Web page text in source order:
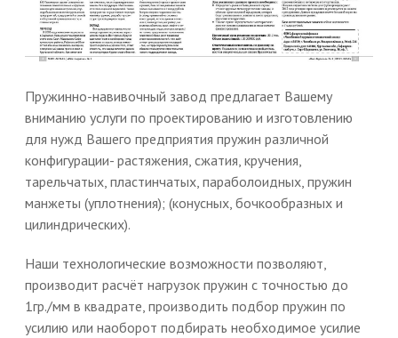
Пружинно-навивочный завод предлагает Вашему
вниманию услуги по проектированию и изготовлению
для нужд Вашего предприятия пружин различной
конфигурации- растяжения, сжатия, кручения,
тарельчатых, пластинчатых, параболоидных, пружин
манжеты (уплотнения); (конусных, бочкообразных и
цилиндрических).
Наши технологические возможности позволяют,
производит расчёт нагрузок пружин с точностью до
1гр./мм в квадрате, производить подбор пружин по
усилию или наоборот подбирать необходимое усилие